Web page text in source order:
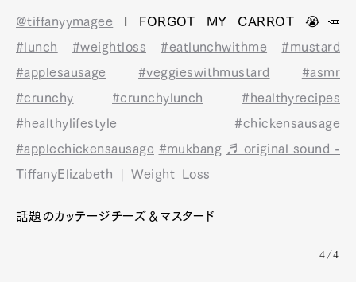
@tiffanyymagee I FORGOT MY CARROT 😭🥕
#lunch
#weightloss #eatlunchwithme
#mustard
#applesausage
#veggieswithmustard
#asmr
#crunchy
#crunchylunch
#healthyrecipes
#healthylifestyle
#chickensausage
#applechickensausage #mukbang
♬ original sound -
TiffanyElizabeth | Weight Loss
話題のカッテージチーズ＆マスタード
4/4